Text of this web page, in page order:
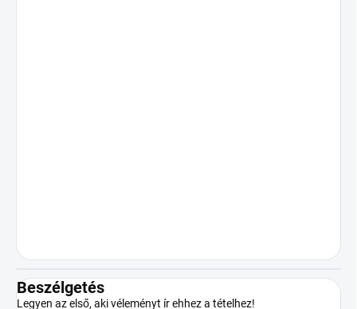
Beszélgetés
Legyen az első, aki véleményt ír ehhez a tételhez!